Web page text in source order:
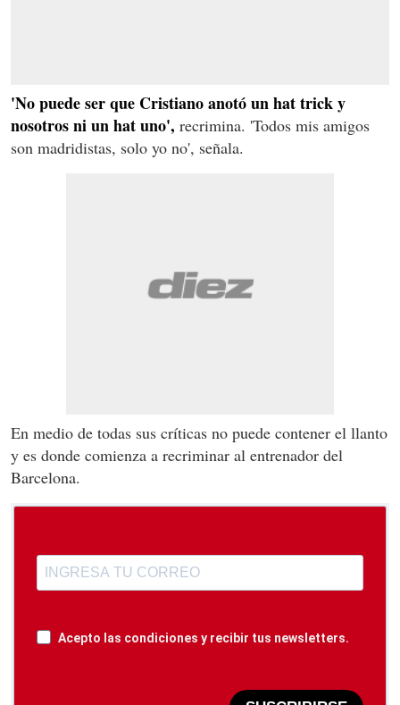
'No puede ser que Cristiano anotó un hat trick y
nosotros ni un hat uno', recrimina. 'Todos mis amigos
son madridistas, solo yo no', señala.
En medio de todas sus críticas no puede contener el llanto
y es donde comienza a recriminar al entrenador del
Barcelona.
Acepto las condiciones y recibir tus newsletters.